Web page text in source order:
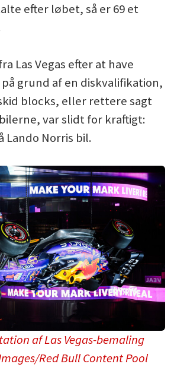
efter løbet, så er 69 et
Las Vegas efter at have
på grund af en diskvalifikation,
blocks, eller rettere sagt
var slidt for kraftigt:
Lando Norris bil.
af Las Vegas-bemaling
Red Bull Content Pool